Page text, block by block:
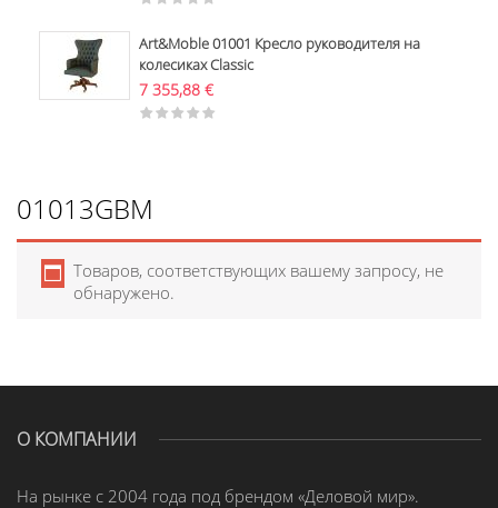
Art&Moble 01001 Кресло руководителя на
колесиках Classic
7 355,88 €
01013GBM
Товаров, соответствующих вашему запросу, не
обнаружено.
О КОМПАНИИ
На рынке с 2004 года под брендом «Деловой мир».